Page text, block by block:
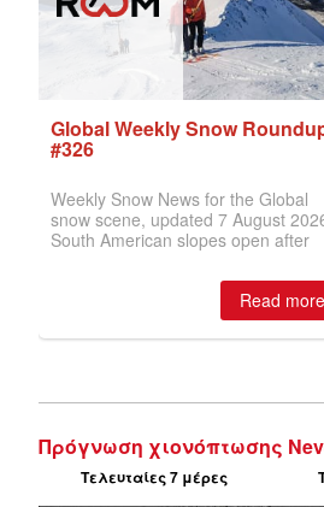
Πρόγνωση χιονόπτωσης
Τελευταίες 7 μέρες